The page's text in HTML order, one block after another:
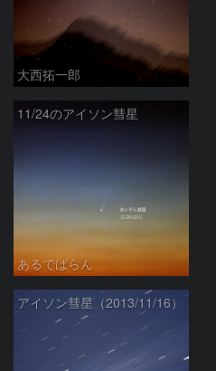
大西拓一郎
11/24のアイソン彗星
あるでばらん
アイソン彗星（2013/11/16）